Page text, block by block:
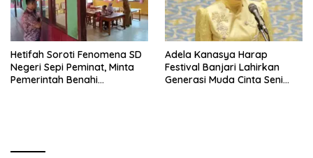
Hetifah Soroti Fenomena SD
Negeri Sepi Peminat, Minta
Pemerintah Benahi
Adela Kanasya Harap
Festival Banjari Lahirkan
Generasi Muda Cinta Seni